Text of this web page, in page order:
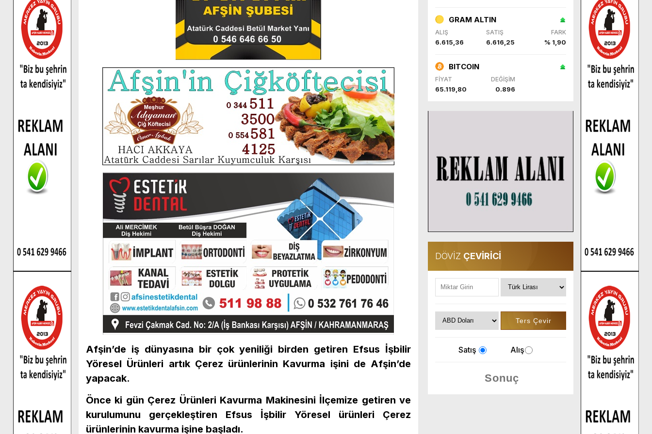
Afşin’de iş dünyasına bir çok yeniliği birden getiren Efsus İşbilir
Yöresel Ürünleri artık Çerez ürünlerinin Kavurma işini de Afşin’de
yapacak.
Önce ki gün Çerez Ürünleri Kavurma Makinesini İlçemize getiren ve
kurulumunu gerçekleştiren Efsus İşbilir Yöresel ürünleri Çerez
ürünlerinin kavurma işine başladı.
GRAM ALTIN
ALIŞ SATIŞ FARK
6.615,36 6.616,25 % 1,90
BITCOIN
FİYAT DEĞİŞİM
65.119,80 0.896
DÖVİZ ÇEVİRİCİ
Satış Alış